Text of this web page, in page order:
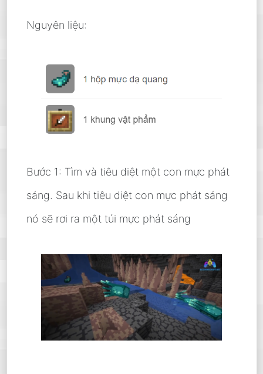
Nguyên liệu:
Bước 1: Tìm và tiêu diệt một con mực phát
sáng. Sau khi tiêu diệt con mực phát sáng
nó sẽ rơi ra một túi mực phát sáng